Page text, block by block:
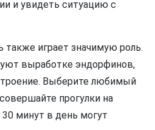
и увидеть ситуацию с
также играет значимую роль.
выработке эндорфинов,
Выберите любимый
прогулки на
минут в день могут